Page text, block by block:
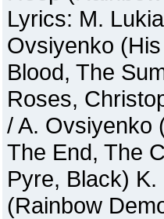
Lyrics: M.
Ovsiyenko
Blood, The
Roses,
/ A. Ovsiyenko
The End, The
Pyre, Black)
(Rainbow